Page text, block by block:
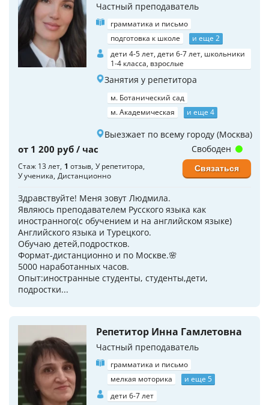
Частный преподаватель
грамматика и письмо
подготовка к школе
и еще 2
дети 4-5 лет, дети 6-7 лет, школьники
1-4 класса, взрослые
Занятия у репетитора
м. Ботанический сад
м. Академическая
и еще 4
Выезжает по всему городу (Москва)
от 1 200 руб / час
Стаж 13 лет 1 отзыв У репетитора
У ученика Дистанционно
Здравствуйте! Меня зовут Людмила.
Являюсь преподавателем Русского языка как
иностранного(с обучением и на английском языке)
Английского языка и Турецкого.
Обучаю детей,подростков.
Формат-дистанционно и по Москве.🌸
5000 наработанных часов.
Опыт:иностранные студенты, студенты,дети,
подростки...
Свободен
Связаться
Репетитор Инна Гамлетовна
Частный преподаватель
грамматика и письмо
мелкая моторика
и еще 5
дети 6-7 лет